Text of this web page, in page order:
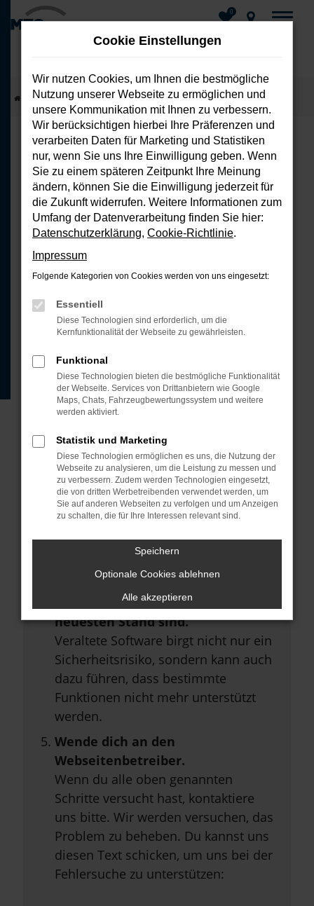
Zum
Hauptinhalt
springen
0
Startseite Fahrzeuge Fahrzeug-Showroom
FEHLER: NETWORK ERROR
Beim Laden ist ein Fehler aufgetreten.
Hier sind ein paar Tipps, die dir helfen
können:
Überprüfe deine Firewall und
deine Internetverbindung.
Laden andere Webseiten, zum
Beispiel deine Suchmaschine?
Browsererweiterungen.
Manche Erweiterungen, wie
Werbeblocker, können das Laden
bestimmter Seiten verhindern.
Funktioniert die Seite in einem
anderen Browser oder in einem
privaten Fenster?
Starte dein Gerät neu.
Das kann manchmal helfen,
vorübergehende Probleme zu
Stelle sicher, dass dein Browser
und dein Betriebssystem auf dem
neuesten Stand sind.
Veraltete Software birgt nicht nur ein
Sicherheitsrisiko, sondern kann auch
dazu führen, dass bestimmte
Funktionen nicht mehr unterstützt
werden.
Wende dich an den
Webseitenbetreiber.
Wenn du alle oben genannten
Schritte versucht hast, kontaktiere
uns bitte. Wir werden versuchen, das
Problem zu beheben. Du kannst uns
diesen Text schicken, um uns bei der
Fehlersuche zu unterstützen:
Cookie Einstellungen
Wir nutzen Cookies, um Ihnen die bestmögliche
Nutzung unserer Webseite zu ermöglichen und
unsere Kommunikation mit Ihnen zu verbessern.
Wir berücksichtigen hierbei Ihre Präferenzen und
verarbeiten Daten für Marketing und Statistiken
nur, wenn Sie uns Ihre Einwilligung geben. Wenn
Sie zu einem späteren Zeitpunkt Ihre Meinung
ändern, können Sie die Einwilligung jederzeit für
die Zukunft widerrufen. Weitere Informationen zum
Umfang der Datenverarbeitung finden Sie hier:
Datenschutzerklärung, Cookie-Richtlinie.
Impressum
Folgende Kategorien von Cookies werden von uns eingesetzt:
Essentiell
Diese Technologien sind erforderlich, um die
Kernfunktionalität der Webseite zu gewährleisten.
Funktional
Diese Technologien bieten die bestmögliche Funktionalität
der Webseite. Services von Drittanbietern wie Google
Maps, Chats, Fahrzeugbewertungssystem und weitere
werden aktiviert.
Statistik und Marketing
Diese Technologien ermöglichen es uns, die Nutzung der
Webseite zu analysieren, um die Leistung zu messen und
zu verbessern. Zudem werden Technologien eingesetzt,
die von dritten Werbetreibenden verwendet werden, um
Sie auf anderen Webseiten zu verfolgen und um Anzeigen
zu schalten, die für Ihre Interessen relevant sind.
Speichern
Optionale Cookies ablehnen
Alle akzeptieren